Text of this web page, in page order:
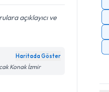
açıklayıcı ve
Haritada Göster
Konak İzmir